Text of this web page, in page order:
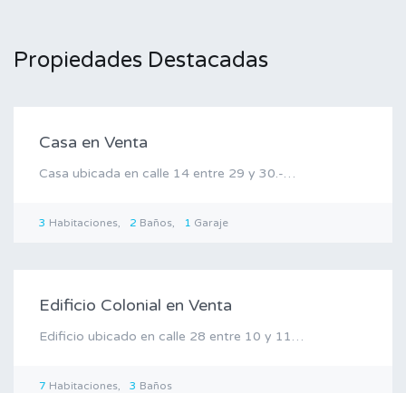
Propiedades Destacadas
Casa en Venta
Casa ubicada en calle 14 entre 29 y 30.-…
3 Habitaciones 2 Baños 1 Garaje
Edificio Colonial en Venta
Edificio ubicado en calle 28 entre 10 y 11…
7 Habitaciones 3 Baños